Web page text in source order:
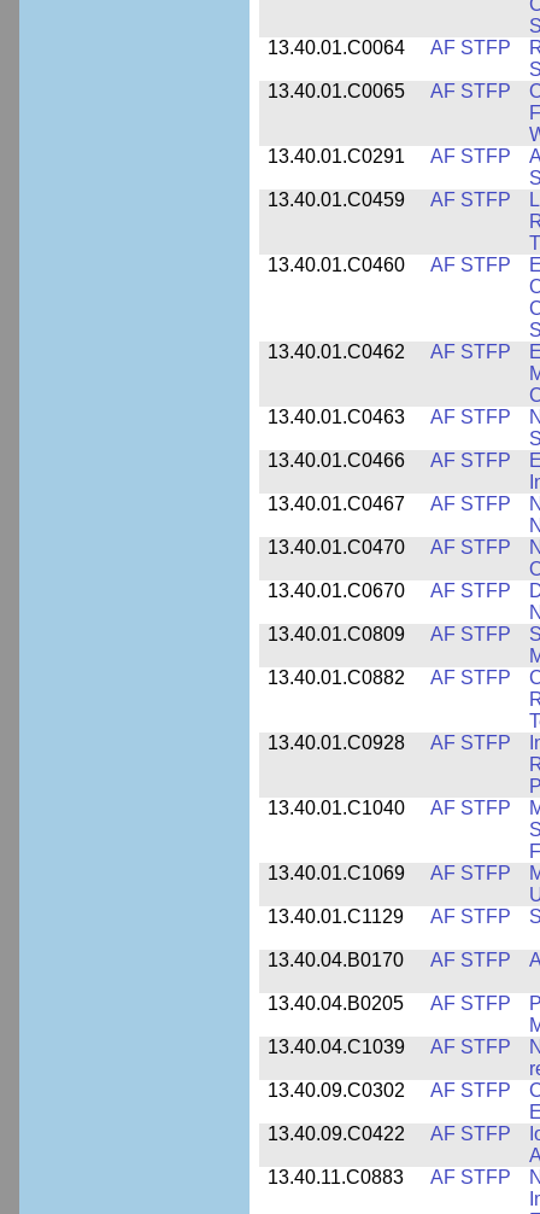
13.40.01.C0064
AF STFP
13.40.01.C0065
AF STFP
13.40.01.C0291
AF STFP
13.40.01.C0459
AF STFP
13.40.01.C0460
AF STFP
13.40.01.C0462
AF STFP
13.40.01.C0463
AF STFP
13.40.01.C0466
AF STFP
13.40.01.C0467
AF STFP
13.40.01.C0470
AF STFP
13.40.01.C0670
AF STFP
13.40.01.C0809
AF STFP
13.40.01.C0882
AF STFP
13.40.01.C0928
AF STFP
13.40.01.C1040
AF STFP
13.40.01.C1069
AF STFP
13.40.01.C1129
AF STFP
13.40.04.B0170 AF STFP
13.40.04.B0205 AF STFP
13.40.04.C1039
AF STFP
13.40.09.C0302
AF STFP
13.40.09.C0422
AF STFP
13.40.11.C0883
AF STFP